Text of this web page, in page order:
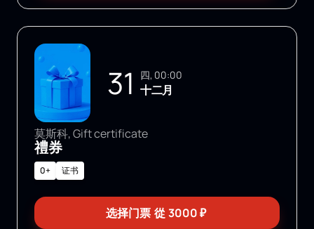
31 四, 00:00
十二月
莫斯科, Gift certificate
禮券
0+ 证书
选择门票 從 3000₽